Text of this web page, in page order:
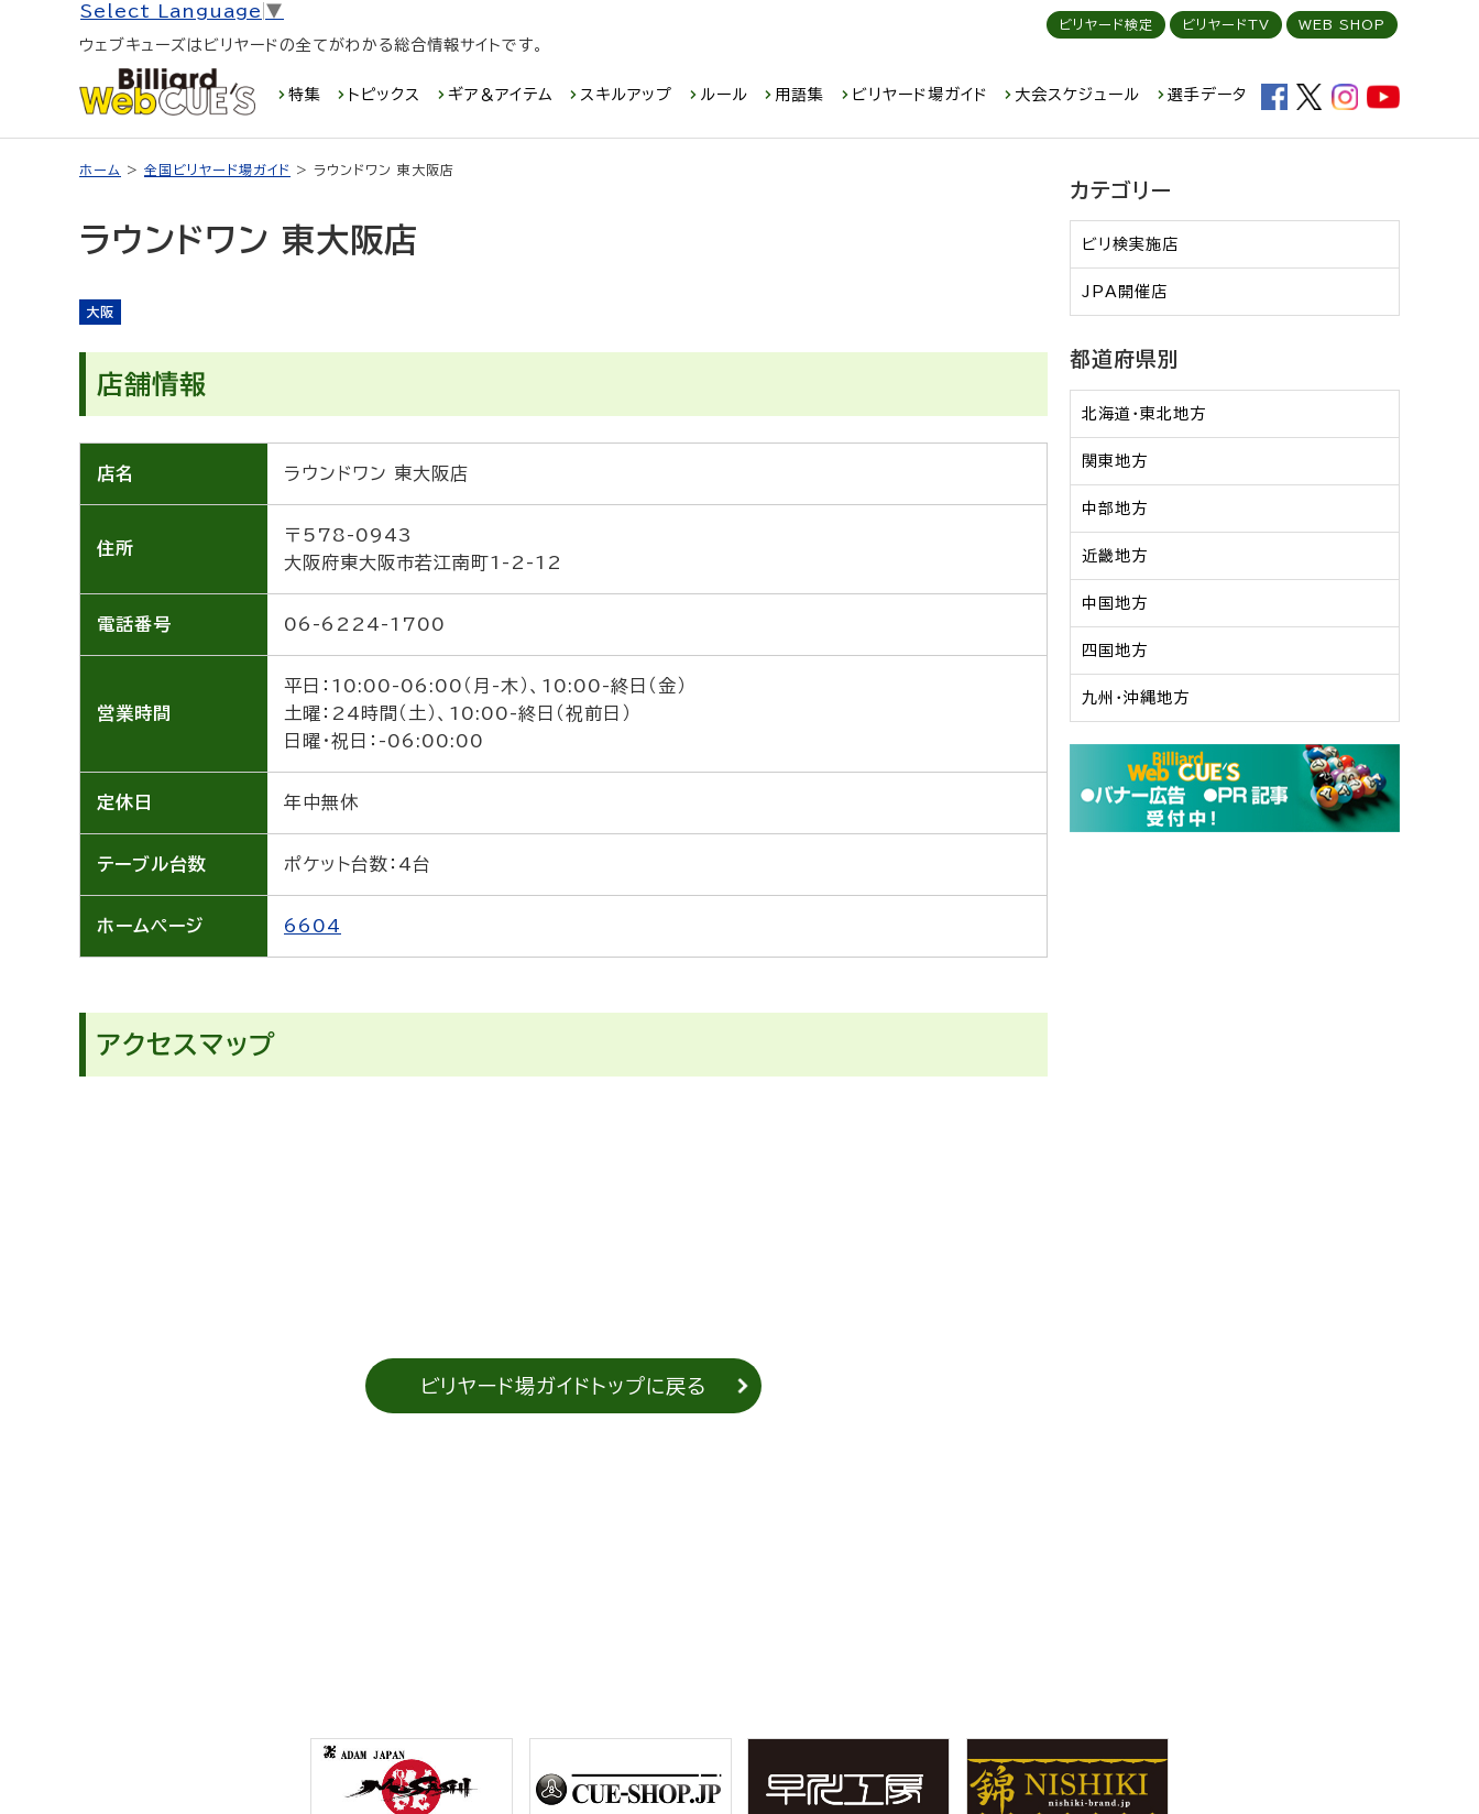
Select Language ▼
ウェブキューズはビリヤードの全てがわかる総合情報サイトです。
特集 トピックス ギア＆アイテム スキルアップ ルール 用語集 ビリヤード場ガイド 大会スケジュール 選手データ
ビリヤード検定 ビリヤードTV WEB SHOP
ホーム > 全国ビリヤード場ガイド > ラウンドワン 東大阪店
ラウンドワン 東大阪店
大阪
店舗情報
店名 ラウンドワン 東大阪店
住所
〒578-0943
大阪府東大阪市若江南町1-2-12
電話番号 06-6224-1700
営業時間
平日：10:00-06:00（月-木）、10:00-終日（金）
土曜：24時間（土）、10:00-終日（祝前日）
日曜・祝日：-06:00:00
定休日 年中無休
テーブル台数 ポケット台数：4台
ホームページ 6604
アクセスマップ
ビリヤード場ガイドトップに戻る
カテゴリー
ビリ検実施店
JPA開催店
都道府県別
北海道・東北地方
関東地方
中部地方
近畿地方
中国地方
四国地方
九州・沖縄地方